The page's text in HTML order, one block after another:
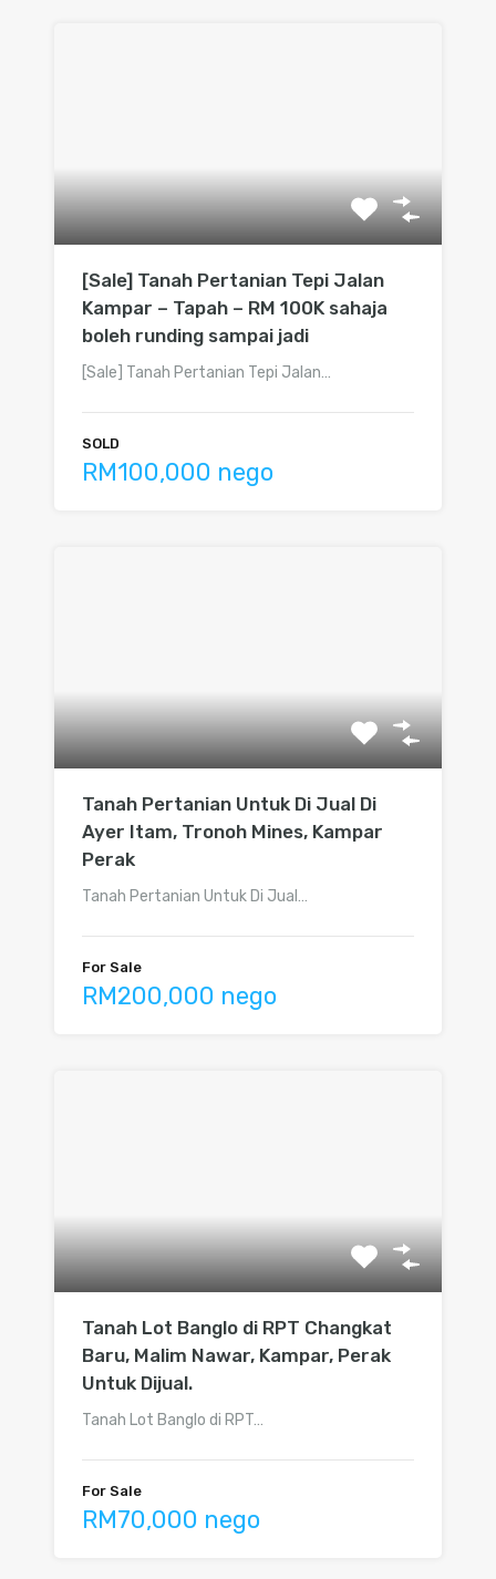
[Sale] Tanah Pertanian Tepi Jalan
Kampar – Tapah – RM 100K sahaja
boleh runding sampai jadi
[Sale] Tanah Pertanian Tepi Jalan…
SOLD
RM100,000 nego
Tanah Pertanian Untuk Di Jual Di
Ayer Itam, Tronoh Mines, Kampar
Perak
Tanah Pertanian Untuk Di Jual…
For Sale
RM200,000 nego
Tanah Lot Banglo di RPT Changkat
Baru, Malim Nawar, Kampar, Perak
Untuk Dijual.
Tanah Lot Banglo di RPT…
For Sale
RM70,000 nego